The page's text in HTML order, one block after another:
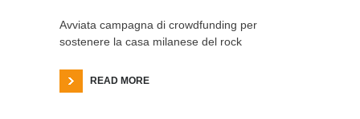
Avviata campagna di crowdfunding per
sostenere la casa milanese del rock
READ MORE